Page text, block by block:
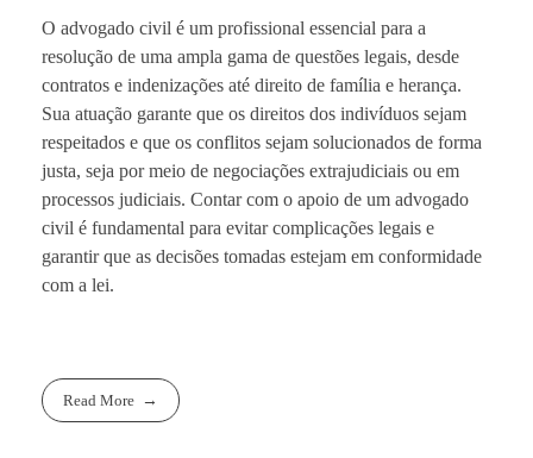
O advogado civil é um profissional essencial para a
resolução de uma ampla gama de questões legais, desde
contratos e indenizações até direito de família e herança.
Sua atuação garante que os direitos dos indivíduos sejam
respeitados e que os conflitos sejam solucionados de forma
justa, seja por meio de negociações extrajudiciais ou em
processos judiciais. Contar com o apoio de um advogado
civil é fundamental para evitar complicações legais e
garantir que as decisões tomadas estejam em conformidade
com a lei.
Read More